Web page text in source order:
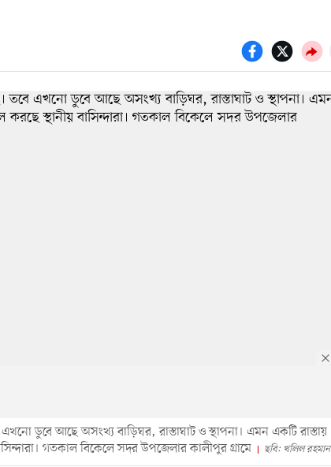
ডুবে আছে অসংখ্য বাড়িঘর, রাস্তাঘাট ও স্থাপনা। এমন একটি রাস্তায়
গতকাল বিকেলে সদর উপজেলার কালীপুর গ্রামে
ছবি: খলিল রহমান